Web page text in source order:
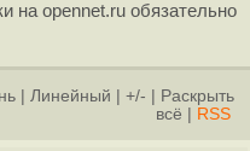
на opennet.ru обязательно
Линейный +/-
Раскрыть
всё
RSS